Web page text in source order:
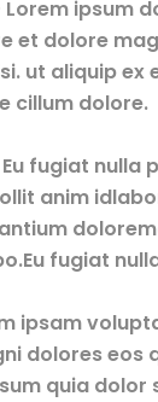
ipsum
et dolore
ut aliquip
cillum dolore.
fugiat nulla
anim
fugiat
ipsam
dolores eos
quia